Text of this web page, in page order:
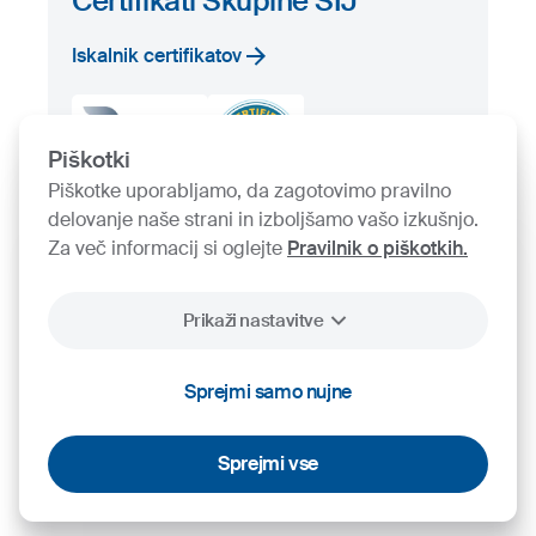
Piškotki
Piškotke uporabljamo, da zagotovimo pravilno
delovanje naše strani in izboljšamo vašo izkušnjo.
Za več informacij si oglejte Pravilnik o piškotkih.
Prikaži nastavitve
Sprejmi samo nujne
Sprejmi vse
Iskalnik certifikatov
Pravno obvestiloVarstvo osebnih podatkov